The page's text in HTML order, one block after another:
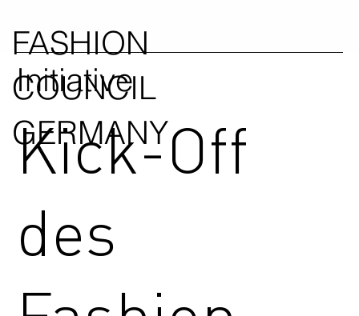
FASHION
COUNCIL
GERMANY
Initiative
Kick-Off
des